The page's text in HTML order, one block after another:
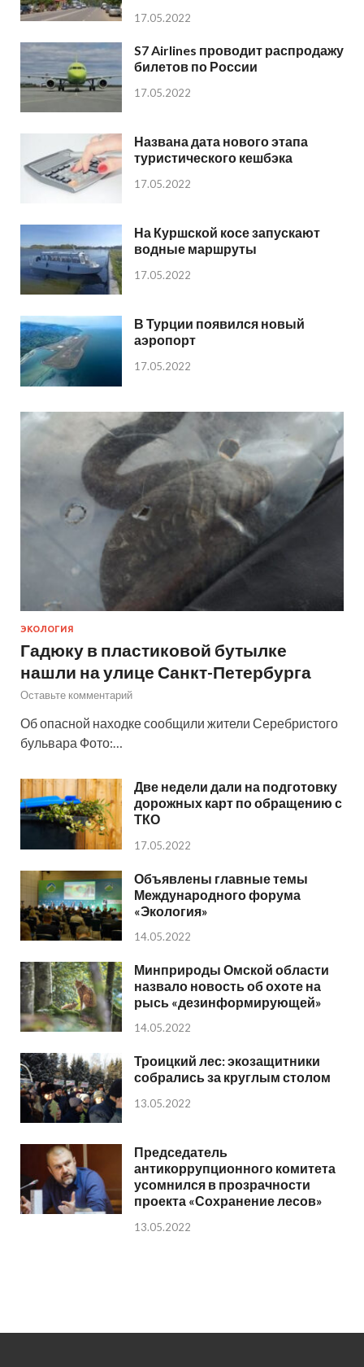
17.05.2022
S7 Airlines проводит распродажу
билетов по России
17.05.2022
Названа дата нового этапа
туристического кешбэка
17.05.2022
На Куршской косе запускают
водные маршруты
17.05.2022
В Турции появился новый
аэропорт
17.05.2022
ЭКОЛОГИЯ
Гадюку в пластиковой бутылке
нашли на улице Санкт-Петербурга
Оставьте комментарий
Об опасной находке сообщили жители Серебристого
бульвара Фото:…
Две недели дали на подготовку
дорожных карт по обращению с
ТКО
17.05.2022
Объявлены главные темы
Международного форума
«Экология»
14.05.2022
Минприроды Омской области
назвало новость об охоте на
рысь «дезинформирующей»
14.05.2022
Троицкий лес: экозащитники
собрались за круглым столом
13.05.2022
Председатель
антикоррупционного комитета
усомнился в прозрачности
проекта «Сохранение лесов»
13.05.2022